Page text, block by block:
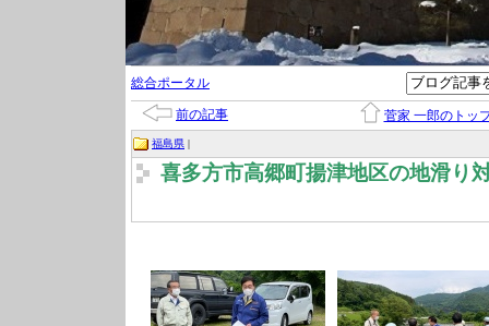
総合ポータル
前の記事 菅家 一郎のトッ
福島県 |
喜多方市高郷町揚津地区の地滑り